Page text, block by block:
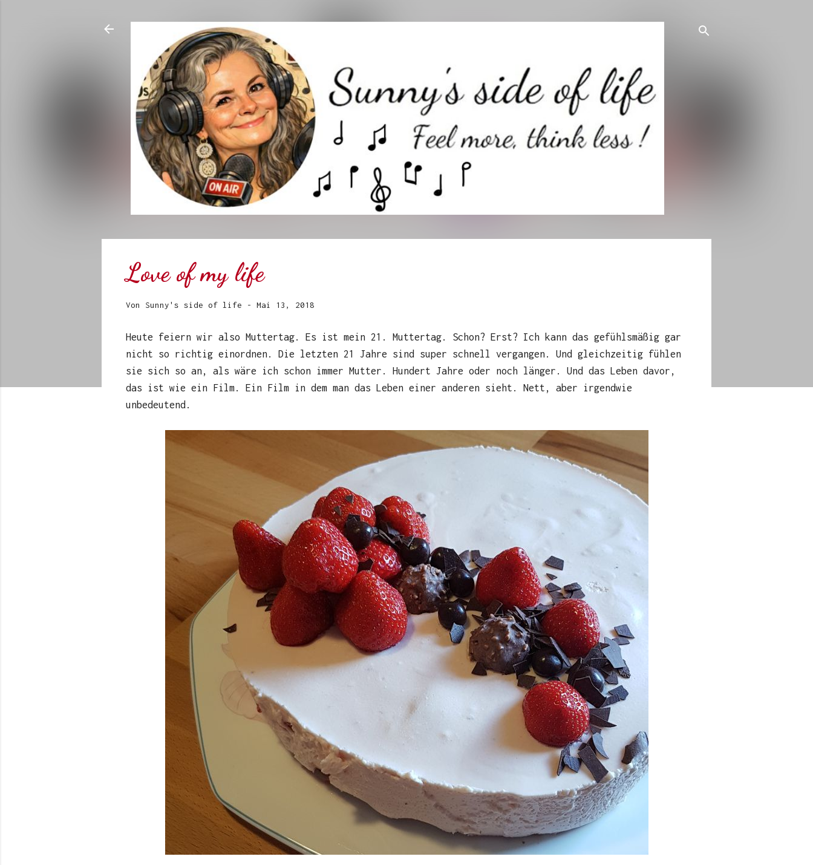
Love of my life
Von Sunny's side of life - Mai 13, 2018
Heute feiern wir also Muttertag. Es ist mein 21. Muttertag. Schon? Erst? Ich kann das gefühlsmäßig gar
nicht so richtig einordnen. Die letzten 21 Jahre sind super schnell vergangen. Und gleichzeitig fühlen
sie sich so an, als wäre ich schon immer Mutter. Hundert Jahre oder noch länger. Und das Leben davor,
das ist wie ein Film. Ein Film in dem man das Leben einer anderen sieht. Nett, aber irgendwie
unbedeutend.